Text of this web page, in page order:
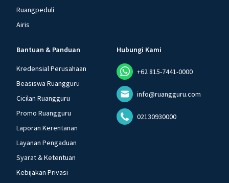
Ruangpeduli
Airis
Bantuan & Panduan
Kredensial Perusahaan
Beasiswa Ruangguru
Cicilan Ruangguru
Promo Ruangguru
Laporan Kerentanan
Layanan Pengaduan
Syarat & Ketentuan
Kebijakan Privasi
Hubungi Kami
+62 815-7441-0000
info@ruangguru.com
02130930000